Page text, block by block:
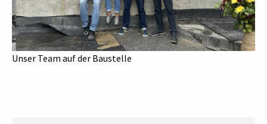
Unser Team auf der Baustelle